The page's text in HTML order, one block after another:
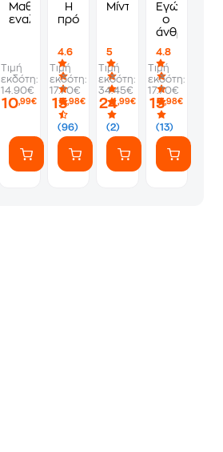
Μαθαίνοντας
εναλλακτικά
Τιμή
εκδότη:
14.90€
10,99€
Η
πρόσκληση
4.6
(96)
Τιμή
εκδότη:
17.70€
15,98€
Μίντλμαρτς
5
(2)
Τιμή
εκδότη:
34.45€
24,99€
Εγώ
ο
άνθρωπος
4.8
(13)
Τιμή
εκδότη:
17.70€
15,98€